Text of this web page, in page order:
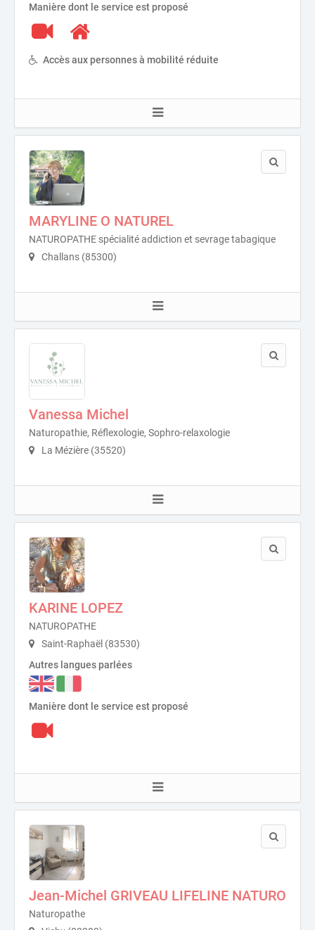
Manière dont le service est proposé
Accès aux personnes à mobilité réduite
MARYLINE O NATUREL
NATUROPATHE spécialité addiction et sevrage tabagique
Challans (85300)
Vanessa Michel
Naturopathie, Réflexologie, Sophro-relaxologie
La Mézière (35520)
KARINE LOPEZ
NATUROPATHE
Saint-Raphaël (83530)
Autres langues parlées
Manière dont le service est proposé
Jean-Michel GRIVEAU LIFELINE NATURO
Naturopathe